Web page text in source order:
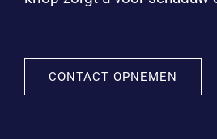
CONTACT OPNEMEN